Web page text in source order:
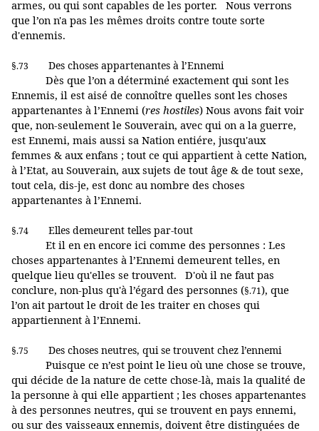
armes, ou qui sont capables de les porter. Nous verrons
que l’on n'a pas les mêmes droits contre toute sorte
d'ennemis.
§.73 Des choses appartenantes à l’Ennemi
Dès que l’on a déterminé exactement qui sont les
Ennemis, il est aisé de connoître quelles sont les choses
appartenantes à l’Ennemi (res hostiles) Nous avons fait voir
que, non-seulement le Souverain, avec qui on a la guerre,
est Ennemi, mais aussi sa Nation entiére, jusqu'aux
femmes & aux enfans ; tout ce qui appartient à cette Nation,
à l’Etat, au Souverain, aux sujets de tout âge & de tout sexe,
tout cela, dis-je, est donc au nombre des choses
appartenantes à l’Ennemi.
§.74 Elles demeurent telles par-tout
Et il en en encore ici comme des personnes : Les
choses appartenantes à l’Ennemi demeurent telles, en
quelque lieu qu'elles se trouvent. D'où il ne faut pas
conclure, non-plus qu'à l’égard des personnes (§.71), que
l’on ait partout le droit de les traiter en choses qui
appartiennent à l’Ennemi.
§.75 Des choses neutres, qui se trouvent chez l’ennemi
Puisque ce n’est point le lieu où une chose se trouve,
qui décide de la nature de cette chose-là, mais la qualité de
la personne à qui elle appartient ; les choses appartenantes
à des personnes neutres, qui se trouvent en pays ennemi,
ou sur des vaisseaux ennemis, doivent être distinguées de